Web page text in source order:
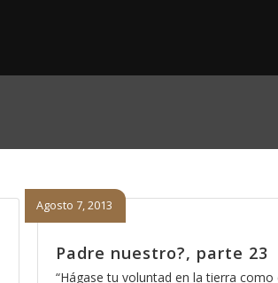
Padre nuestro?, parte 23
Agosto 7, 2013
“Hágase tu voluntad en la tierra como